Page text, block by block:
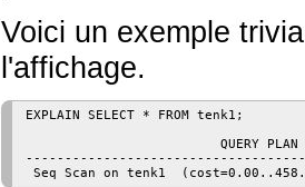
Voici un exemple
l'affichage.
EXPLAIN SELECT * FROM tenk1;
                         QUERY PLAN
Seq Scan on tenk1